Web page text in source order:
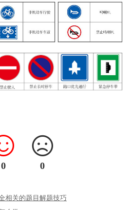
0 0
相关的题目解题技巧